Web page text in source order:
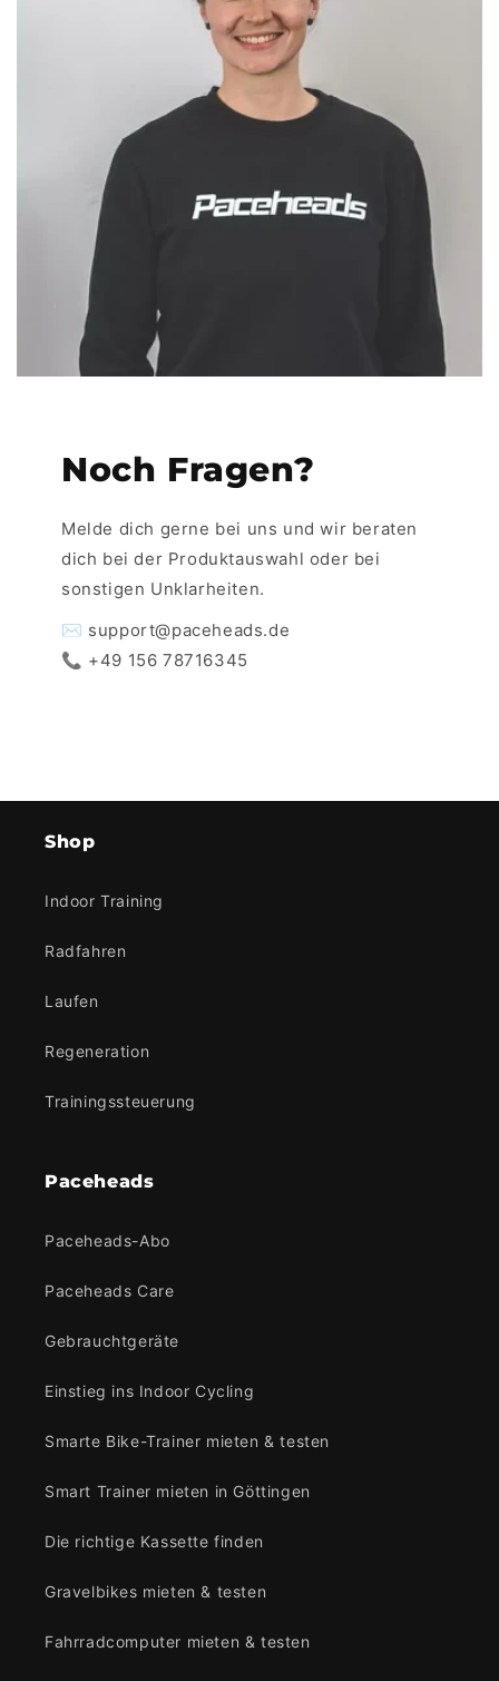
Noch Fragen?
Melde dich gerne bei uns und wir beraten
dich bei der Produktauswahl oder bei
sonstigen Unklarheiten.
✉️ support@paceheads.de
📞 +49 156 78716345
Shop
Indoor Training
Radfahren
Laufen
Regeneration
Trainingssteuerung
Paceheads
Paceheads-Abo
Paceheads Care
Gebrauchtgeräte
Einstieg ins Indoor Cycling
Smarte Bike-Trainer mieten & testen
Smart Trainer mieten in Göttingen
Die richtige Kassette finden
Gravelbikes mieten & testen
Fahrradcomputer mieten & testen